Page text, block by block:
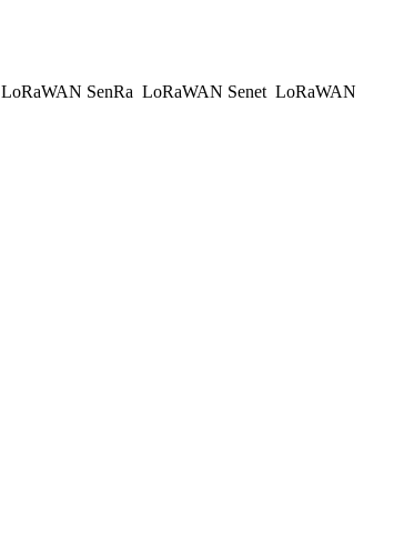
LoRaWAN SenRa LoRaWAN Senet LoRaWAN